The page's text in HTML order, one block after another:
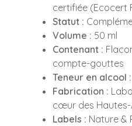
certifiée (Ecocert
Statut :
Volume : 50 ml
Contenant :
compte-gouttes
Teneur en alcool :
Fabrication :
cœur des Hautes-
Labels : Nature &